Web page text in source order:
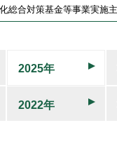
総合対策基金等事業実施
2025年
2022年